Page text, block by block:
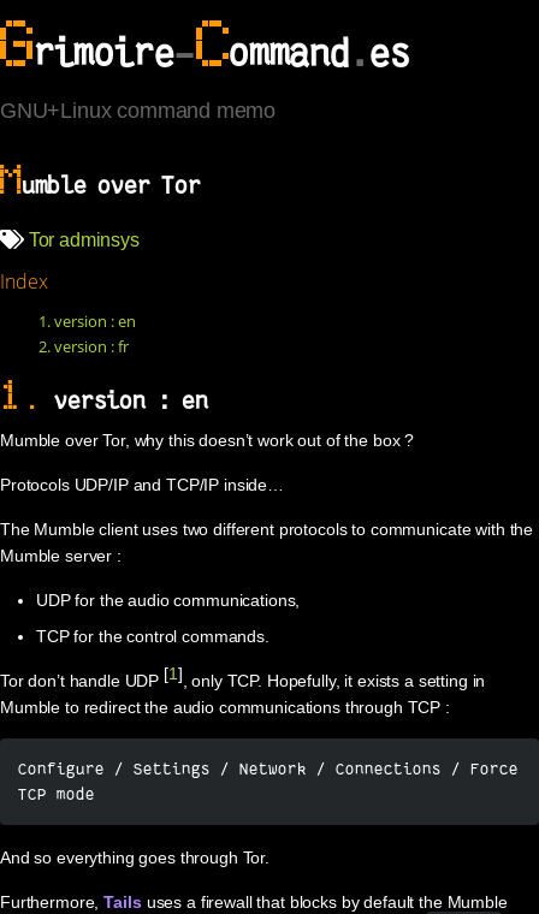
Grimoire-Command.es
GNU+Linux command memo
Mumble over Tor
Tor adminsys
Index
1. version : en
2. version : fr
1. version : en
Mumble over Tor, why this doesn’t work out of the box ?
Protocols UDP/IP and TCP/IP inside…
The Mumble client uses two different protocols to communicate with the
Mumble server :
UDP for the audio communications,
TCP for the control commands.
Tor don’t handle UDP [1], only TCP. Hopefully, it exists a setting in
Mumble to redirect the audio communications through TCP :
Configure / Settings / Network / Connections / Force
TCP mode
And so everything goes through Tor.
Furthermore,Tailsuses a firewall that blocks by default the Mumble